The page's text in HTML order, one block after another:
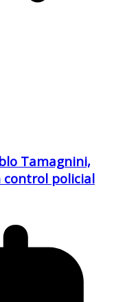
Tamagnini,
control policial